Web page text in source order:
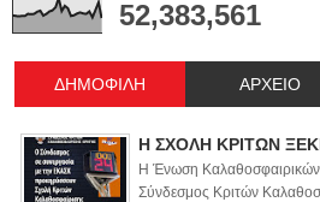
52,383,561
ΔΗΜΟΦΙΛΗ ΑΡΧΕΙΟ
Η ΣΧΟΛΗ ΚΡΙΤΩΝ
Η Ένωση Καλαθοσφαιρικών
Σύνδεσμος Κριτών